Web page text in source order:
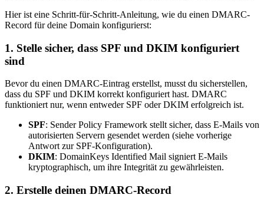
Hier ist eine Schritt-für-Schritt-Anleitung, wie du einen DMARC-
Record für deine Domain konfigurierst:
1. Stelle sicher, dass SPF und DKIM konfiguriert
sind
Bevor du einen DMARC-Eintrag erstellst, musst du sicherstellen,
dass du SPF und DKIM korrekt konfiguriert hast. DMARC
funktioniert nur, wenn entweder SPF oder DKIM erfolgreich ist.
SPF: Sender Policy Framework stellt sicher, dass E-Mails von
autorisierten Servern gesendet werden (siehe vorherige
Antwort zur SPF-Konfiguration).
DKIM: DomainKeys Identified Mail signiert E-Mails
kryptographisch, um ihre Integrität zu gewährleisten.
2. Erstelle deinen DMARC-Record